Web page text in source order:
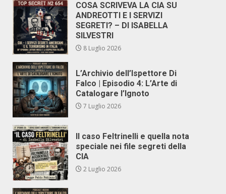
COSA SCRIVEVA LA CIA SU
ANDREOTTI E I SERVIZI
SEGRETI? – DI ISABELLA
SILVESTRI
8 Luglio 2026
L’Archivio dell’Ispettore Di
Falco | Episodio 4: L’Arte di
Catalogare l’Ignoto
7 Luglio 2026
Il caso Feltrinelli e quella nota
speciale nei file segreti della
CIA
2 Luglio 2026